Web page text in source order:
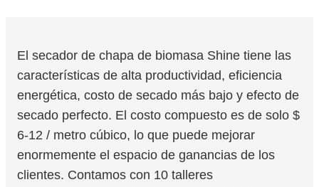
El secador de chapa de biomasa Shine tiene las
características de alta productividad, eficiencia
energética, costo de secado más bajo y efecto de
secado perfecto. El costo compuesto es de solo $
6-12 / metro cúbico, lo que puede mejorar
enormemente el espacio de ganancias de los
clientes. Contamos con 10 talleres